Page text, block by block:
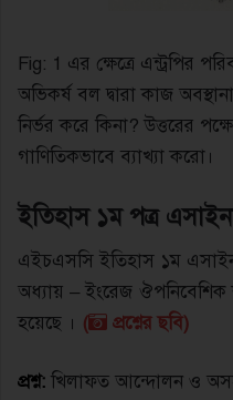
Fig: 1 এর ক্ষেত্রে এন্ট্রপির
অভিকর্ষ বল দ্বারা কাজ
নির্ভর করে কিনা? উত্তরের
গাণিতিকভাবে ব্যাখ্যা করাে।
ইতিহাস ১ম পত্র
এইচএসসি ইতিহাস ১ম
অধ্যায় – ইংরেজ ঔপনিবেশিক
হয়েছে । ( প্রশ্নের ছবি)
প্রশ্ন: খিলাফত আন্দোলন ও